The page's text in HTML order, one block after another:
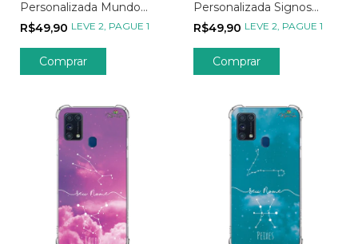
Personalizada Mundo
Mágico Aventuras em
Trio
R$49,90 LEVE 2, PAGUE 1
Personalizada Signos
Constelação de Virgem
R$49,90 LEVE 2, PAGUE 1